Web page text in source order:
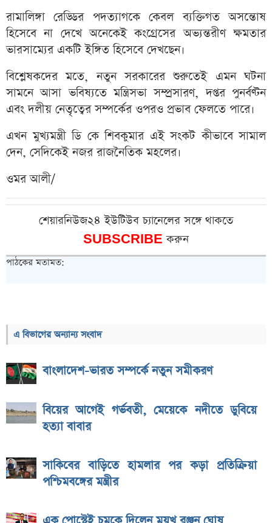
রামালিঙ্গা রেড্ডির পদত্যাগকে কেবল ব্যক্তিগত অসন্তোষ
হিসেবে না দেখে অনেকেই কংগ্রেসের অভ্যন্তরীণ ক্ষমতার
ভারসাম্যের একটি ইঙ্গিত হিসেবে দেখছেন।
বিশ্লেষকদের মতে, নতুন সরকারের শুরুতেই এমন ঘটনা
সামনে আসা ভবিষ্যতে মন্ত্রিসভা সম্প্রসারণ, দপ্তর পুনর্বণ্টন
এবং দলীয় নেতৃত্বের সম্পর্কের ওপরও প্রভাব ফেলতে পারে।
এখন মুখ্যমন্ত্রী ডি কে শিবকুমার এই সংকট কীভাবে সামাল
দেন, সেদিকেই নজর রাজনৈতিক মহলের।
ওমর আলী/
শেয়ারনিউজ২৪ ইউটিউব চ্যানেলের সঙ্গে থাকতে
SUBSCRIBEকরুন
পাঠকের মতামত:
এ বিভাগের অন্যান্য সংবাদ
বাংলাদেশ-ভারত সম্পর্কে নতুন সমীকরণ
বিয়ের আগেই গর্ভবতী, মেয়েকে নদীতে ডুবিয়ে
হত্যা বাবার
সাকিবের বাড়িতে হামলার পর কড়া প্রতিক্রিয়া
পশ্চিমবঙ্গের মন্ত্রীর